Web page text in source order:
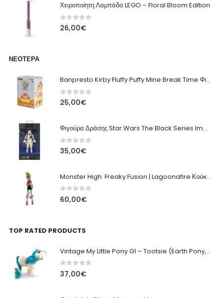
Χειροποίητη Λαμπάδα LEGO – Floral Bloom Edition
0out of 5
26,00€
ΝΕΌΤΕΡΑ
Banpresto Kirby Fluffy Puffy Mine Break Time Φιγούρα – Α' Έκδοση
0out of 5
25,00€
Φιγούρα Δράσης Star Wars The Black Series Imperial Remnant Stormtrooper #05
0out of 5
35,00€
Monster High: Freaky Fusion | Lagoonafire Κούκλα Mattel 2013 - 28εκ
0 out of 5
60,00€
TOP RATED PRODUCTS
Vintage My Little Pony G1 – Tootsie (Earth Pony, 1984) - 10cm
0out of 5
37,00€